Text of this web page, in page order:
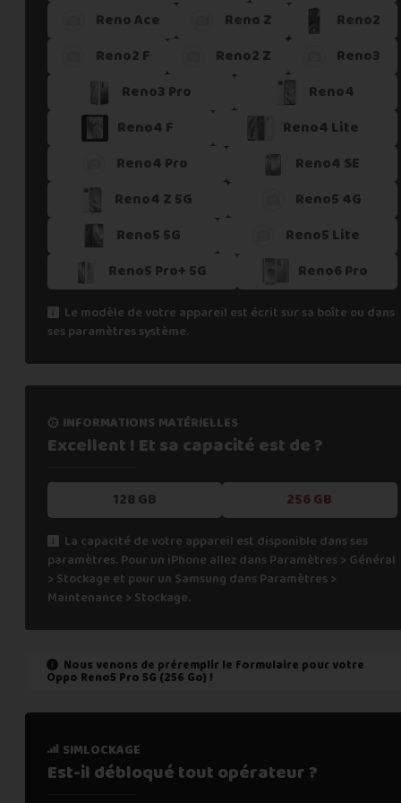
Si vous ne trouvez pas une offre correspondant aux
Vous pouvez éventuellement nous contacter.
Reno Ace
Reno Z
Reno2
Reno2 F
Reno2 Z
Reno3
Reno3 Pro
Reno4
Reno4 F
Reno4 Lite
Reno4 Pro
Reno4 SE
Reno4 Z 5G
Reno5 4G
Reno5 5G
Reno5 Lite
Reno5 Pro+ 5G
Reno6 Pro
Le modèle de votre appareil est écrit sur sa boîte ou dans
ses paramètres système.
informations matérielles
Excellent ! Et sa capacitéest de ?
128 GB 256 GB
La capacité de votre appareil est disponible dans ses
paramètres. Pour un iPhone allez dans Paramètres > Général
> Stockage et pour un Samsung dans Paramètres >
Maintenance > Stockage.
Nous venons de préremplir le formulaire pour votre
Oppo Reno5 Pro 5G (256 Go) !
simlockage
Est-il débloqué toutopérateur ?
état de marche
Est-il fonctionnel ?